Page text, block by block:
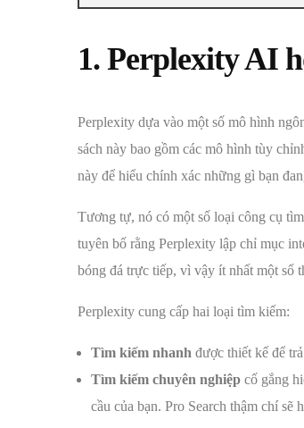
1. Perplexity AI
Perplexity dựa vào một số mô hình
sách này bao gồm các mô hình tùy
này để hiểu chính xác những gì bạn
Tương tự, nó có một số loại công cụ
tuyên bố rằng Perplexity lập chỉ mục
bóng đá trực tiếp, vì vậy ít nhất một số
Perplexity cung cấp hai loại tìm kiếm:
Tìm kiếm nhanh được thiết kế để
Tìm kiếm chuyên nghiệp cố gắng
cầu của bạn. Pro Search thậm chí